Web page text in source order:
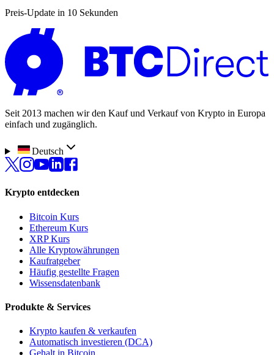
Preis-Update in 10 Sekunden
Seit 2013 machen wir den Kauf und Verkauf von Krypto in Europa
einfach und zugänglich.
Deutsch
Krypto entdecken
Bitcoin Kurs
Ethereum Kurs
XRP Kurs
Alle Kryptowährungen
Kaufratgeber
Häufig gestellte Fragen
Wissensdatenbank
Produkte & Services
Krypto kaufen & verkaufen
Automatisch investieren (DCA)